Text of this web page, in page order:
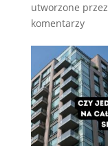
utworzone przez
komentarzy